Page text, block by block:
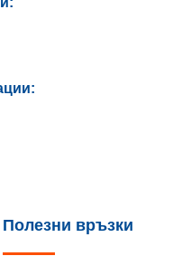
Полезни връзки